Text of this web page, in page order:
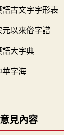
語古文字字形表
元以來俗字譜
語大字典
華字海
意見內容